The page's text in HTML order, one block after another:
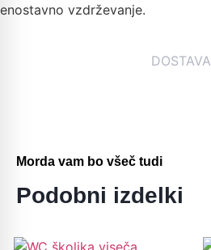
DOSTAVA
enostavno vzdrževanje.
Morda vam bo všeč tudi
Podobni izdelki